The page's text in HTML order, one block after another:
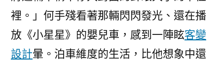
裡。」何手殘看著那輛閃閃發光、還在播
放《小星星》的嬰兒車，感到一陣眩客變
設計暈。泊車維度的生活，比他想象中還